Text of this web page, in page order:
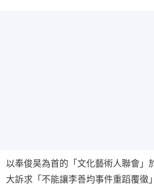
以奉俊昊為首的「文化藝術人聯會」
大訴求「不能讓李善均事件重蹈覆徹